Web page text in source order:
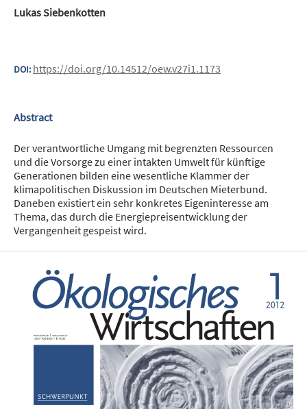
Lukas Siebenkotten
DOI: https://doi.org/10.14512/oew.v27i1.1173
Abstract
Der verantwortliche Umgang mit begrenzten Ressourcen
und die Vorsorge zu einer intakten Umwelt für künftige
Generationen bilden eine wesentliche Klammer der
klimapolitischen Diskussion im Deutschen Mieterbund.
Daneben existiert ein sehr konkretes Eigeninteresse am
Thema, das durch die Energiepreisentwicklung der
Vergangenheit gespeist wird.